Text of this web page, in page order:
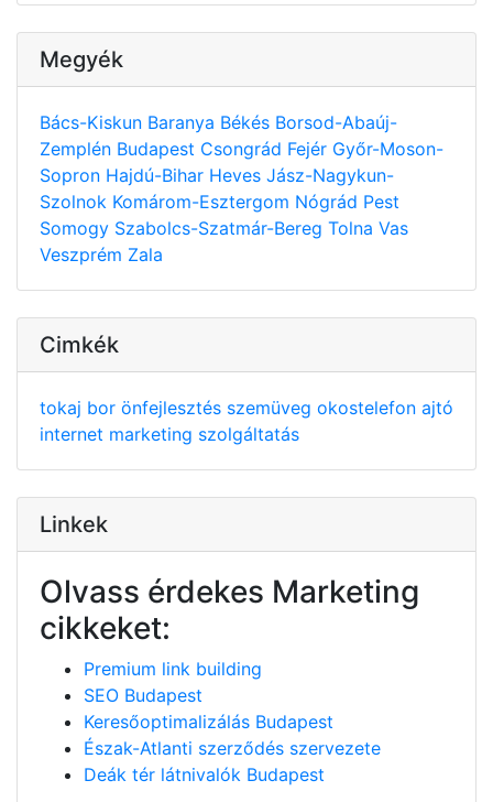
Megyék
Bács-Kiskun Baranya Békés Borsod-Abaúj-
Zemplén Budapest Csongrád Fejér Győr-Moson-
Sopron Hajdú-Bihar Heves Jász-Nagykun-
Szolnok Komárom-Esztergom Nógrád Pest
Somogy Szabolcs-Szatmár-Bereg Tolna Vas
Veszprém Zala
Cimkék
tokaj bor önfejlesztés szemüveg okostelefon ajtó
internet marketing szolgáltatás
Linkek
Olvass érdekes Marketing
cikkeket:
Premium link building
SEO Budapest
Keresőoptimalizálás Budapest
Észak-Atlanti szerződés szervezete
Deák tér látnivalók Budapest